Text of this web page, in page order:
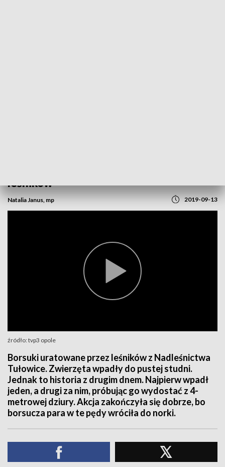
leśników
Natalia Janus, mp 2019-09-13
źródło: tvp3 opole
Borsuki uratowane przez leśników z Nadleśnictwa
Tułowice. Zwierzęta wpadły do pustej studni.
Jednak to historia z drugim dnem. Najpierw wpadł
jeden, a drugi za nim, próbując go wydostać z 4-
metrowej dziury. Akcja zakończyła się dobrze, bo
borsucza para w te pędy wróciła do norki.